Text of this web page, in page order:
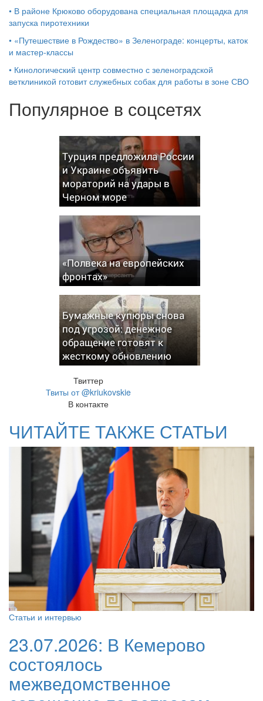
• В районе Крюково оборудована специальная площадка для
запуска пиротехники
• «Путешествие в Рождество» в Зеленограде: концерты, каток
и мастер‑классы
• Кинологический центр совместно с зеленоградской
ветклиникой готовит служебных собак для работы в зоне СВО
Популярное в соцсетях
Турция предложила России
и Украине объявить
мораторий на удары в
Черном море
«Полвека на европейских
фронтах»
Бумажные купюры снова
под угрозой: денежное
обращение готовят к
жесткому обновлению
Твиттер
Твиты от @kriukovskie
В контакте
ЧИТАЙТЕ ТАКЖЕ СТАТЬИ
Статьи и интервью
23.07.2026: В Кемерово
состоялось
межведомственное